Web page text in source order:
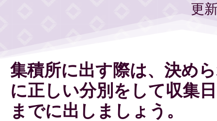
更
集積所に出す際は、決め
に正しい分別をして収集
までに出しましょう。